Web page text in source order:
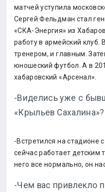
матчей уступила
Сергей Фельдман стал
«СКА-Энергия» из
работу в армейский клуб.
тренером, и главным.
юношеский футбол. А в
хабаровский «Арсенал».
-Виделись уже с
«Крыльев Сахалина»?
-Встретился на стадионе
сейчас работает детским
него все нормально, он
-Чем вас привлекло